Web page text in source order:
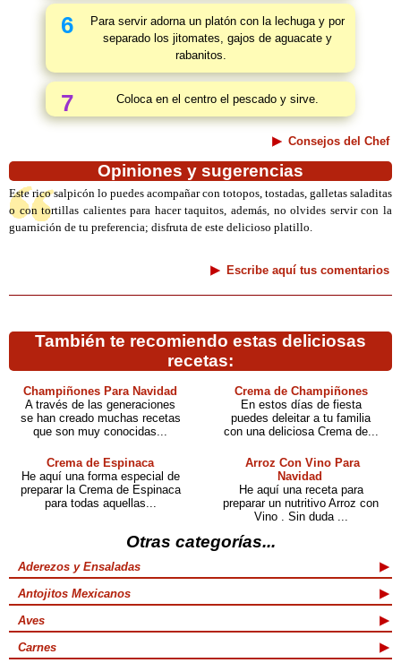
6
Para servir adorna un platón con la lechuga y por
separado los jitomates, gajos de aguacate y
rabanitos.
7 Coloca en el centro el pescado y sirve.
Consejos del Chef
Opiniones y sugerencias
Este rico salpicón lo puedes acompañar con totopos, tostadas, galletas saladitas
o con tortillas calientes para hacer taquitos, además, no olvides servir con la
guarnición de tu preferencia; disfruta de este delicioso platillo.
Escribe aquí tus comentarios
También te recomiendo estas deliciosas
recetas:
Champiñones Para Navidad
A través de las generaciones
se han creado muchas recetas
que son muy conocidas...
Crema de Champiñones
En estos días de fiesta
puedes deleitar a tu familia
con una deliciosa Crema de...
Crema de Espinaca
He aquí una forma especial de
preparar la Crema de Espinaca
para todas aquellas...
Arroz Con Vino Para
Navidad
He aquí una receta para
preparar un nutritivo Arroz con
Vino . Sin duda ...
Otras categorías...
Aderezos y Ensaladas
Antojitos Mexicanos
Aves
Carnes